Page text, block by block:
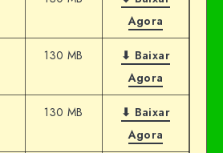
Agora
130 MB
⬇ Baixar
Agora
130 MB
⬇ Baixar
Agora